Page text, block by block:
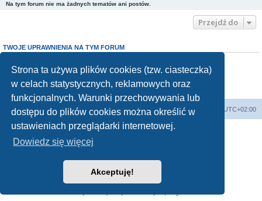
Strona ta używa plików cookies (tzw. ciasteczka)
w celach statystycznych, reklamowych oraz
funkcjonalnych. Warunki przechowywania lub
dostępu do plików cookies można określić w
ustawieniach przeglądarki internetowej.
Dowiedz się więcej
Akceptuję!
Na tym forum nie ma żadnych tematów ani postów.
Przejdź do
TWOJE UPRAWNIENIA NA TYM FORUM
Nie możesz odpowiadać w tematach
Nie możesz zmieniać swoich postów
Nie możeszusuwać swoich postów
dodawać załączników
Forum Bike Łódź - Forum Rowerowe Łódź - Forum Szosowe - Forum MTB Strona Główna Strefa czasowa UTC+02:00
Linki partnerskie: strony www lodz Fotografia Analogowa
Technologię dostarczaphpBB® Forum Software © phpBB Limited
Polski pakiet językowy dostarcza